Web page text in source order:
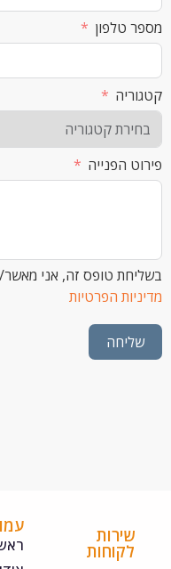
טופס זה, אני מאשר/ת את
הפרטיות
עמודים